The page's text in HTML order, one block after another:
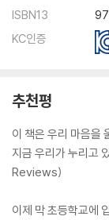
ISBN13
KC인증
추천평
이 책은 우리 마음을
지금 우리가 누리고
Reviews)
이제 막 초등학교에